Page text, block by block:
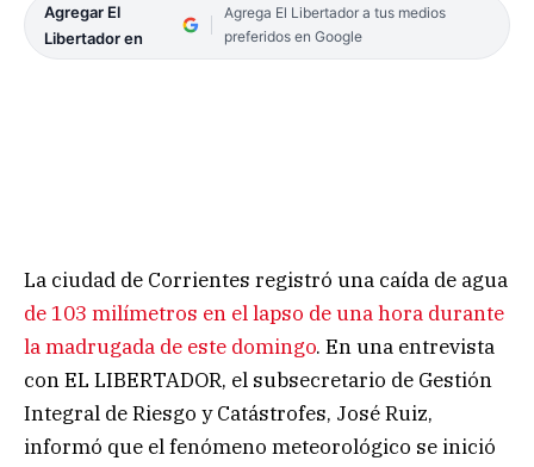
Agregar El
Libertador en
Agrega El Libertador a tus medios
preferidos en Google
La ciudad de Corrientes registró una caída de agua
de 103 milímetros en el lapso de una hora durante
la madrugada de este domingo. En una entrevista
con EL LIBERTADOR, el subsecretario de Gestión
Integral de Riesgo y Catástrofes, José Ruiz,
informó que el fenómeno meteorológico se inició